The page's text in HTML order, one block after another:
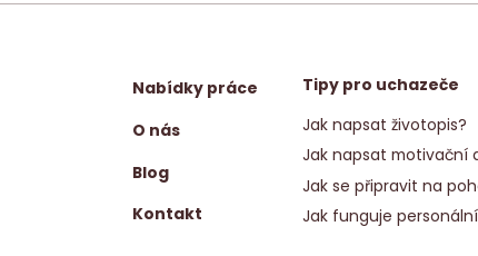
Nabídky práce
O nás
Blog
Kontakt
Tipy pro uchazeče
Jak napsat životopis?
Jak napsat motivační
Jak se připravit na
Jak funguje